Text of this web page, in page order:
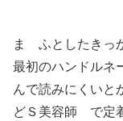
ま ふとしたきっ
最初のハンドル
んで読みにくい
どＳ美容師 で定